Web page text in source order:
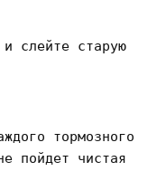
слейте старую
тормозного
пойдет чистая